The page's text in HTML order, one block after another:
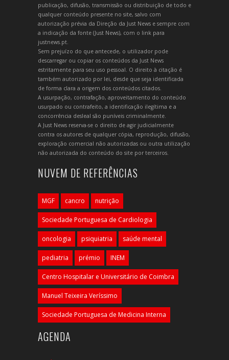
publicação, difusão, transmissão ou distribuição de todo e
qualquer conteúdo presente no site, salvo com
autorização prévia da Direção da Just News e sempre com
a indicação da fonte (Just News), com o link para
justnews.pt.
Sem prejuízo do que antecede, o utilizador pode
descarregar ou copiar os conteúdos da Just News
estritamente para seu uso pessoal. O direito à citação é
também autorizado por lei, desde que seja identificada
de forma clara a origem dos conteúdos citados.
A usurpação, contrafação, aproveitamento do conteúdo
usurpado ou contrafeito, a identificação ilegítima e a
concorrência desleal são puníveis criminalmente.
A Just News reserva-se o direito de agir judicialmente
contra os autores de qualquer cópia, reprodução, difusão,
exploração comercial não autorizadas ou outra utilização
não autorizada do conteúdo do site por terceiros.
NUVEM DE REFERÊNCIAS
MGF cancro nutrição
Sociedade Portuguesa de Cardiologia
oncologia psiquiatria saúde mental
pediatria prémio INEM
Centro Hospitalar e Universitário de Coimbra
Manuel Teixeira Veríssimo
Sociedade Portuguesa de Medicina Interna
AGENDA